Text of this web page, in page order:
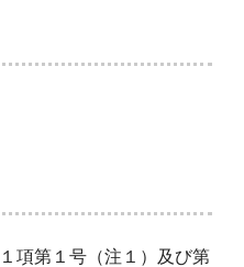
項第１号（注１）及び第